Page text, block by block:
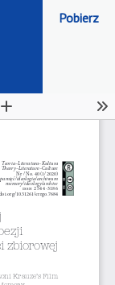
Pobierz